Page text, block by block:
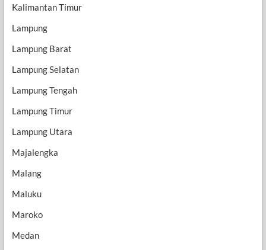
Kalimantan Timur
Lampung
Lampung Barat
Lampung Selatan
Lampung Tengah
Lampung Timur
Lampung Utara
Majalengka
Malang
Maluku
Maroko
Medan